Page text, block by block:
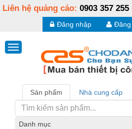
Liên hệ quảng cáo: 0903 357 255
Đăng
Đăng nhập
Sản phẩm Nhà cung cấp
Danh mục